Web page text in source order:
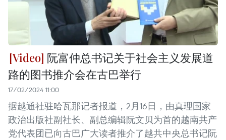
阮富仲总书记关于社会主义发展道
路的图书推介会在古巴举行
17/02/2024 11:00
据越通社驻哈瓦那记者报道，2月16日，由真理国家
政治出版社副社长、副总编辑阮文贝为首的越南共产
党代表团已向古巴广大读者推介了越共中央总书记阮